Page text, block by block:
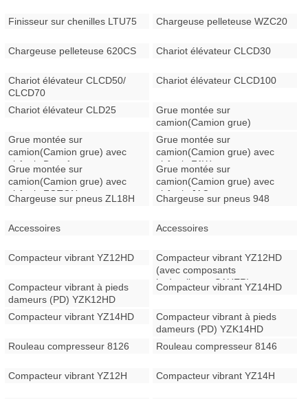
Finisseur sur chenilles LTU75 Chargeuse pelleteuse WZC20
Chargeuse pelleteuse 620CS Chariot élévateur CLCD30
Chariot élévateur CLCD50/
CLCD70
Chariot élévateur CLCD100
Chariot élévateur CLD25
Grue montée sur
camion(Camion grue)
Grue montée sur
camion(Camion grue) avec
châssis Dongfeng
Grue montée sur
camion(Camion grue) avec
châssis FAW
Grue montée sur
camion(Camion grue) avec
châssis FOTON
Grue montée sur
camion(Camion grue) avec
châssis JAC
Chargeuse sur pneus ZL18H Chargeuse sur pneus 948
Accessoires Accessoires
Compacteur vibrant YZ12HD
Compacteur vibrant YZ12HD
(avec composants
hydrauliques SAUER)
Compacteur vibrant à pieds
dameurs (PD) YZK12HD
Compacteur vibrant YZ14HD
Compacteur vibrant YZ14HD
Compacteur vibrant à pieds
dameurs (PD) YZK14HD
Rouleau compresseur 8126
Rouleau compresseur 8146
Compacteur vibrant YZ12H Compacteur vibrant YZ14H